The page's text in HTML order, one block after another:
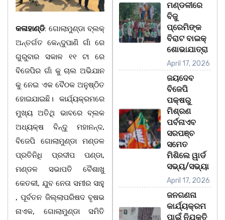
କଳାହାଣ୍ଡି: ଗୋଲାମୁଣ୍ଡା ବ୍ଲକ୍
ଅନ୍ତର୍ଗତ କେନ୍ଦୁପାଣି ଗାଁ ରେ
ଗୁରୁବାର ସକାଳ ୧୧ ଟା ରେ
ବିଜେପିର ଗାଁ କୁ ଚାଲ ଅଭିଯାନ
କୁ ନେଇ ଏକ ବୈଠକ ଅନୁଷ୍ଠିତ
ହୋଇଯାଇଛି। କାର୍ଯ୍ୟକ୍ରମରେ
ମୁଖ୍ୟ ଅତିଥି ଭାବରେ ବ୍ଲକ
ଅଧ୍ୟକ୍ଷ ବିନ୍ଦୁ ମହାନନ୍ଦ,
ବିଜେପି ଗୋଲାମୁଣ୍ଡା ମଣ୍ଡଳ
ପ୍ରତିନିଧି ପ୍ରଦୀପ ପଣ୍ଡା,
ମଣ୍ଡଳ ସଭାପତି ବୈଶାଖୁ
କେତକୀ, ଯୁବ ନେତା ସମୀର ସାହୁ
, ପୂର୍ବତନ ଜିଲ୍ଲାପରିଷଦ ବୃଷଭ
ନାଏକ, ଗୋଲାମୁଣ୍ଡା ସମିତି
ମଣ୍ଡଳୀରେ
ବିଜୁ
ପ୍ରେମିଙ୍କ
ବିରାଟ ବାଇକ୍
ଶୋଭାଯାତ୍ରା
April 17, 2026
ଜୟଦେବ
ବିଜେପି
ପକ୍ଷରୁ
ମିଶ୍ରଣ
ପର୍ବନାଏବ
ସରପଞ୍ଚ
ସମେତ
ମିଶିଲେ ୱାର୍ଡ
ସଭ୍ୟ/ସଭ୍ୟା
April 17, 2026
ଜନଗଣନା
କାର୍ଯ୍ୟକ୍ରମ
ପାଇଁ ନିଯୁକ୍ତି